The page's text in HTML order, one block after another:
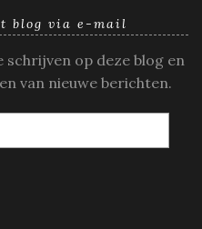
blog via e-mail
schrijven op deze blog en
van nieuwe berichten.